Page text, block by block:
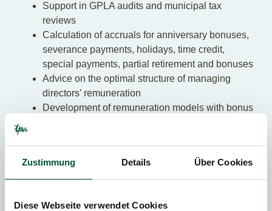
Zustimmung Details Über Cookies
Diese Webseite verwendet Cookies
Support in GPLA audits and municipal tax
reviews
Calculation of accruals for anniversary bonuses,
severance payments, holidays, time credit,
special payments, partial retirement and bonuses
Advice on the optimal structure of managing
directors’ remuneration
Development of remuneration models with bonus
Contact our experts